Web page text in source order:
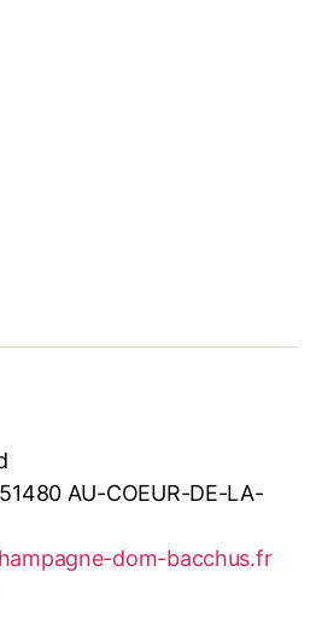
AU-COEUR-DE-LA-
dom-bacchus.fr